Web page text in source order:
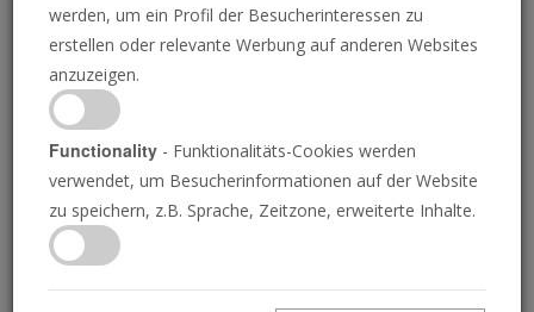
Warum Sie die
Bundestagswahl genau
verfolgen sollten
JOSUE MICHELS
iesen Sonntag wird in Deutschland gewählt, was
werden, um ein Profil der Besucherinteressen zu
erstellen oder relevante Werbung auf anderen Websites
anzuzeigen.
Functionality - Funktionalitäts-Cookies werden
verwendet, um Besucherinformationen auf der Website
zu speichern, z.B. Sprache, Zeitzone, erweiterte Inhalte.